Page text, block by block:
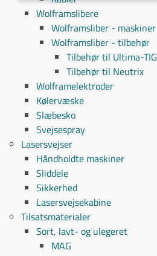
Wolframslibere
Wolframsliber - maskiner
Wolframsliber - tilbehør
Tilbehør til Ultima-TIG
Tilbehør til Neutrix
Wolframelektroder
Kølervæske
Slæbesko
Svejsespray
Lasersvejser
Håndholdte maskiner
Sliddele
Sikkerhed
Lasersvejsekabine
Tilsatsmaterialer
Sort, lavt- og ulegeret
MAG